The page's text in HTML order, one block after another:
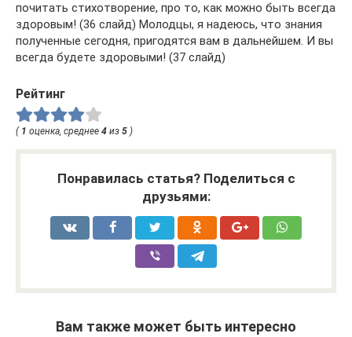
почитать стихотворение, про то, как можно быть всегда
здоровым! (36 слайд) Молодцы, я надеюсь, что знания
полученные сегодня, пригодятся вам в дальнейшем. И вы
всегда будете здоровыми! (37 слайд)
Рейтинг
( 1 оценка, среднее 4 из 5 )
Понравилась статья? Поделиться с
друзьями:
Вам также может быть интересно